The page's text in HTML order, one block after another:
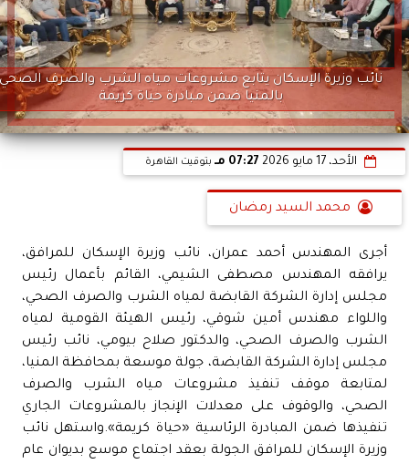
نائب وزيرة الإسكان يتابع مشروعات مياه الشرب والصرف
بالمنيا ضمن مبادرة حياة كريمة
الأحد، 17 مايو 2026 07:27 مـ بتوقيت القاهرة
محمد السيد رمضان
أجرى المهندس أحمد عمران، نائب وزيرة الإسكان للمرافق،
يرافقه المهندس مصطفى الشيمي، القائم بأعمال رئيس
مجلس إدارة الشركة القابضة لمياه الشرب والصرف الصحي،
واللواء مهندس أمين شوقي، رئيس الهيئة القومية لمياه
الشرب والصرف الصحي، والدكتور صلاح بيومي، نائب رئيس
مجلس إدارة الشركة القابضة، جولة موسعة بمحافظة المنيا،
لمتابعة موقف تنفيذ مشروعات مياه الشرب والصرف
الصحي، والوقوف على معدلات الإنجاز بالمشروعات الجاري
تنفيذها ضمن المبادرة الرئاسية «حياة كريمة».واستهل نائب
وزيرة الإسكان للمرافق الجولة بعقد اجتماع موسع بديوان عام